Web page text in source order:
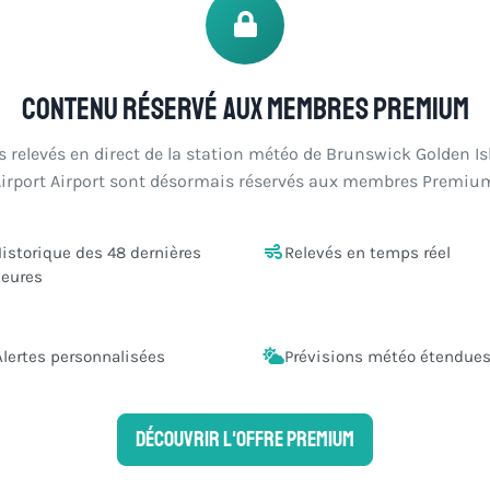
Contenu réservé aux membres Premium
relevés en direct de la station météo de Brunswick Golden
Airport sont désormais réservés aux membres
des 48 dernières
Relevés en temps réel
personnalisées Prévisions météo étendues
Découvrir l'offre Premium